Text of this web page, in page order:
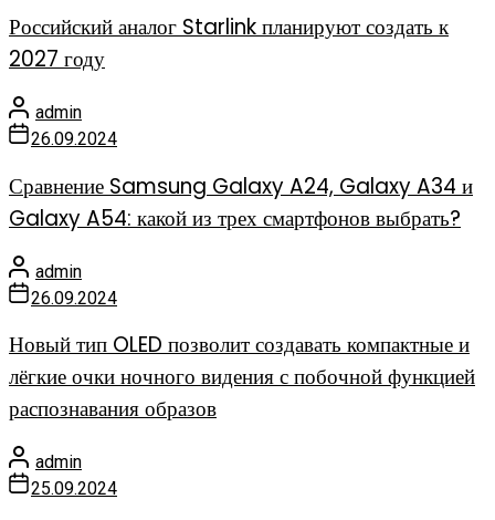
Российский аналог Starlink планируют создать к
2027 году
admin
26.09.2024
Сравнение Samsung Galaxy A24, Galaxy A34 и
Galaxy A54: какой из трех смартфонов выбрать?
admin
26.09.2024
Новый тип OLED позволит создавать компактные и
лёгкие очки ночного видения с побочной функцией
распознавания образов
admin
25.09.2024